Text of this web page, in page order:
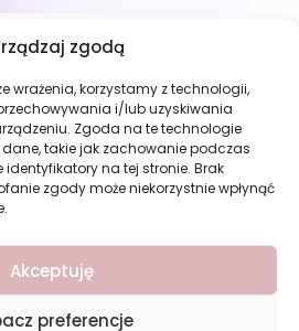
zgodą
wrażenia, korzystamy z technologii,
i/lub uzyskiwania
Zgoda na te technologie
takie jak zachowanie podczas
na tej stronie. Brak
zgody może niekorzystnie wpłynąć
Akceptuję
preferencje